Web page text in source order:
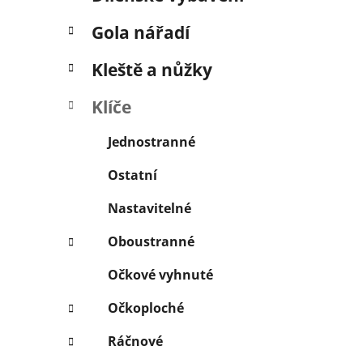
p
n
l
Gola nářadí
Kleště a nůžky
Klíče
Jednostranné
Ostatní
Nastavitelné
Oboustranné
Očkové vyhnuté
Očkoploché
Ráčnové